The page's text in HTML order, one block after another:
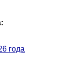
года